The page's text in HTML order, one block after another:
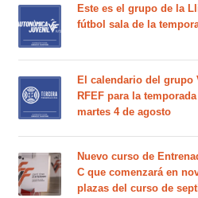
Este es el grupo de la
fútbol sala de la
El calendario del grupo
RFEF para la
martes 4 de agosto
Nuevo curso de
C que comenzará en
plazas del curso de